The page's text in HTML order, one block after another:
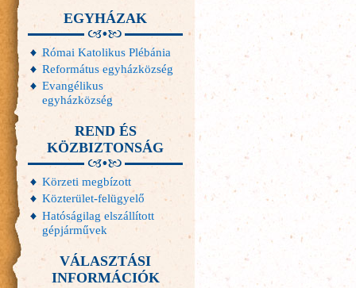
EGYHÁZAK
Római Katolikus Plébánia
Református egyházközség
Evangélikus
egyházközség
REND ÉS
KÖZBIZTONSÁG
Körzeti megbízott
Közterület-felügyelő
Hatóságilag elszállított
gépjárművek
VÁLASZTÁSI
INFORMÁCIÓK